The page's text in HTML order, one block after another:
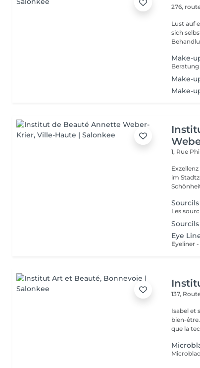
276,
Lust auf eine
sich selbst in
Make-
Make-
Make-
1, Rue
Exzellenz im
im
Sourcils
Eye
137,
Isabel et
bien-être. Les meilleures marques esthétiques et cosmétiques ainsi
que la